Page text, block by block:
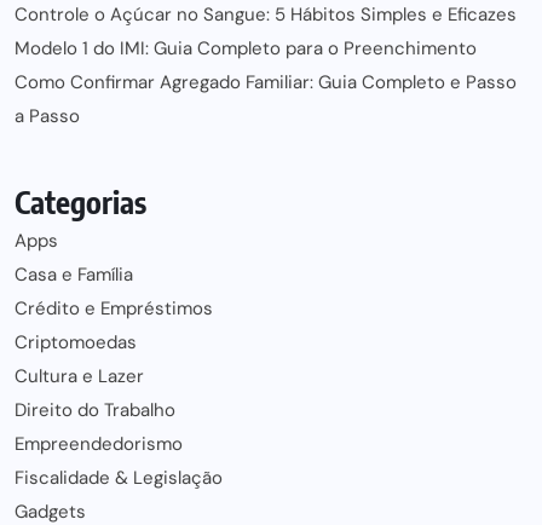
Controle o Açúcar no Sangue: 5 Hábitos Simples e Eficazes
Modelo 1 do IMI: Guia Completo para o Preenchimento
Como Confirmar Agregado Familiar: Guia Completo e Passo
a Passo
Categorias
Apps
Casa e Família
Crédito e Empréstimos
Criptomoedas
Cultura e Lazer
Direito do Trabalho
Empreendedorismo
Fiscalidade & Legislação
Gadgets